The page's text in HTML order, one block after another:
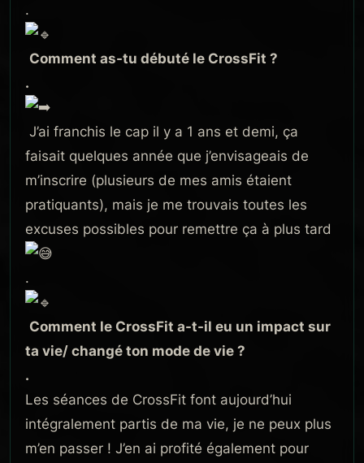
.
Comment as-tu débuté le CrossFit ?
.
J’ai franchis le cap il y a 1 ans et demi, ça
faisait quelques année que j’envisageais de
m’inscrire (plusieurs de mes amis étaient
pratiquants), mais je me trouvais toutes les
excuses possibles pour remettre ça à plus tard
.
Comment le CrossFit a-t-il eu un impact sur
ta vie/ changé ton mode de vie ?
.
Les séances de CrossFit font aujourd’hui
intégralement partis de ma vie, je ne peux plus
m’en passer ! J’en ai profité également pour